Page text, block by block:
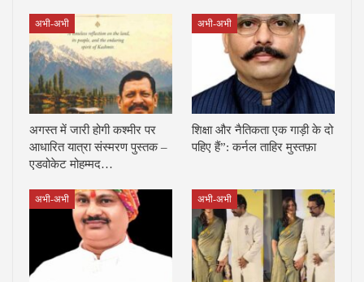
अभी-अभी
अगस्त में जारी होगी कश्मीर पर
आधारित यात्रा संस्मरण पुस्तक –
एडवोकेट मोहम्मद…
अभी-अभी
शिक्षा और नैतिकता एक गाड़ी के दो
पहिए हैं”: कर्नल ताहिर मुस्तफ़ा
अभी-अभी अभी-अभी